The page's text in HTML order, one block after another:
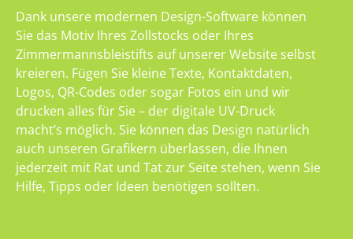
Dank unsere modernen Design-Software können
Sie das Motiv Ihres Zollstocks oder Ihres
Zimmermannsbleistifts auf unserer Website selbst
kreieren. Fügen Sie kleine Texte, Kontaktdaten,
Logos, QR-Codes oder sogar Fotos ein und wir
drucken alles für Sie – der digitale UV-Druck
macht’s möglich. Sie können das Design natürlich
auch unseren Grafikern überlassen, die Ihnen
jederzeit mit Rat und Tat zur Seite stehen, wenn Sie
Hilfe, Tipps oder Ideen benötigen sollten.